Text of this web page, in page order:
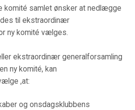
komité samlet ønsker at nedlægge
til ekstraordinær
ny komité vælges.
ekstraordinær generalforsamling
ny komité, kan
,at:
og onsdagsklubbens